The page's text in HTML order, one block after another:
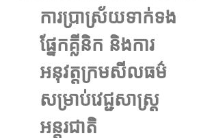
ការប្រាស្រ័យ​ទាក់ទង
ផ្នែកគ្លីនិក និងការ
អនុវត្ត​ក្រមសីលធម៌​
សម្រាប់វេជ្ជសាស្ត្រ
អន្តរជាតិ